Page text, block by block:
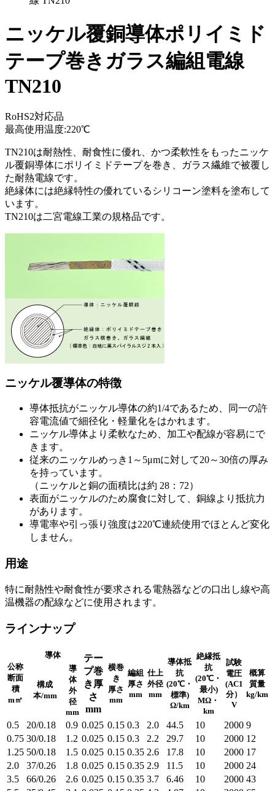
ニッケル覆銅導体ポリイミド
テープ巻きガラス編組電線
TN210
RoHS2対応品
最高使用温度:220℃
TN210は耐熱性、耐食性に優れ、かつ柔軟性をもったニッケ
ル覆銅導体にポリイミドテープを巻き、ガラス繊維で被覆し
た耐熱電線です。
絶縁体には絶縁特性の優れているシリコーン塗料を塗布して
います。
TN210は二宮電線工業の規格品です。
ニッケル覆導体の特徴
導体抵抗がニッケル導体の約1/4であるため、同一の許
容電流値で細径化・軽量化をはかれます。
ニッケル導体より柔軟なため、加工や配線が容易にで
きます。
従来のニッケルめっき1～5μmに対して20～30倍の厚み
を持っています。
（ニッケルと銅の面積比は約 28：72）
表面がニッケルのため腐食に対して、銅線より抵抗力
があります。
導電率や引っ張り強度は220℃連続使用でほとんど変化
しません。
用途
特に耐熱性や耐食性が要求される電熱器などの口出し線や高
温機器の配線などに使用されます。
ラインナップ
公称
断面
積
m㎡
導体
テー
プ巻
き厚
さ
mm
横巻
き
厚さ
mm
編組
厚さ
mm
仕上
外径
mm
導体抵
抗
(20℃・
標準)
Ω/km
絶縁抵
抗
(20℃・
最小)
MΩ・
km
試験
電圧
(AC1
分）
V
概算
質量
kg/km
構成
本/mm
導
体
外
径
mm
0.5 20/0.18 0.9 0.025 0.15 0.3 2.0 44.5 10 2000 9
0.75 30/0.18 1.2 0.025 0.15 0.3 2.2 29.7 10 2000 12
1.25 50/0.18 1.5 0.025 0.15 0.35 2.6 17.8 10 2000 17
2.0
37/0.26 1.8 0.025 0.15 0.35 2.9 11.5 10 2000 24
3.5
66/0.26 2.6 0.025 0.15 0.35 3.7 6.46 10 2000 43